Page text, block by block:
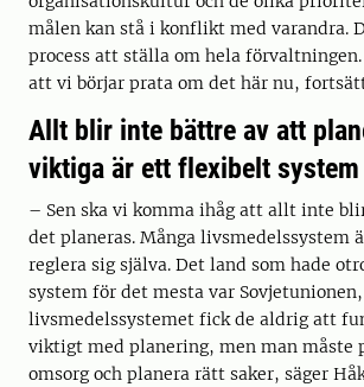
målen kan stå i konflikt med varandra.
process att ställa om hela
att vi börjar prata om det här nu,
Allt blir inte bättre av att
viktiga är ett flexibelt system
– Sen ska vi komma ihåg att allt inte
det planeras. Många livsmedelssystem
reglera sig själva. Det land som hade
system för det mesta var
livsmedelssystemet fick de aldrig att
viktigt med planering, men man måste
omsorg och planera rätt saker, säger